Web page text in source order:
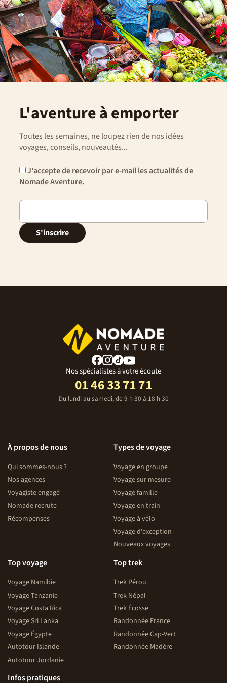
Esprit du voyage
La réussite de tout voyage est un délicat mélange de
bonne humeur, de sentiments d'entraide, de convivialité,
d'esprit de découverte, de bonne volonté, d'une
participation aux tâches communes ainsi que le respect
des traditions locales. Et n’oubliez pas des imprévus sont
Nomade attitude : patience et tolérance.
L'aventure à emporter
Toutes les semaines, ne loupez rien de nos idées
voyages, conseils, nouveautés...
J'accepte de recevoir par e-mail les actualités de
Nomade Aventure.
S'inscrire
Nos spécialistes à votre écoute
01 46 33 71 71
Du lundi au samedi, de 9 h 30 à 18 h 30
À propos de nous
Qui sommes-nous ?
Nos agences
Voyagiste engagé
Nomade recrute
Récompenses
Types de voyage
Voyage en groupe
Voyage sur mesure
Voyage famille
Voyage en train
Voyage à vélo
Voyage d'exception
Nouveaux voyages
Top voyage
Voyage Namibie
Voyage Tanzanie
Voyage Costa Rica
Voyage Sri Lanka
Voyage Égypte
Autotour Islande
Autotour Jordanie
Top trek
Trek Pérou
Trek Népal
Trek Écosse
Randonnée France
Randonnée Cap-Vert
Randonnée Madère
Infos pratiques